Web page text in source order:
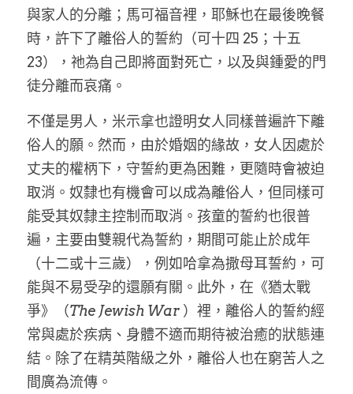
與家人的分離；馬可福音裡，耶穌也在最後晚餐
時，許下了離俗人的誓約（可十四 25；十五
23），祂為自己即將面對死亡，以及與鍾愛的門
徒分離而哀痛。
不僅是男人，米示拿也證明女人同樣普遍許下離
俗人的願。然而，由於婚姻的緣故，女人因處於
丈夫的權柄下，守誓約更為困難，更隨時會被迫
取消。奴隸也有機會可以成為離俗人，但同樣可
能受其奴隸主控制而取消。孩童的誓約也很普
遍，主要由雙親代為誓約，期間可能止於成年
（十二或十三歲），例如哈拿為撒母耳誓約，可
能與不易受孕的還願有關。此外，在《猶太戰
爭》（The Jewish War ）裡，離俗人的誓約經
常與處於疾病、身體不適而期待被治癒的狀態連
結。除了在精英階級之外，離俗人也在窮苦人之
間廣為流傳。